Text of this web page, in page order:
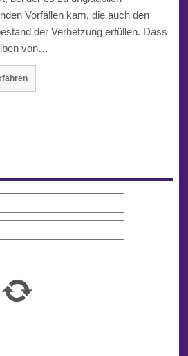
Vorfällen kam, die auch den
der Verhetzung erfüllen. Dass
von…